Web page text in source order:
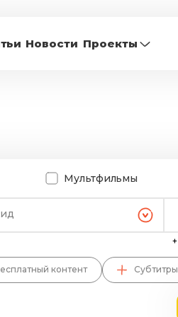
Новости Проекты
Мультфильмы
+
контент Субтитры